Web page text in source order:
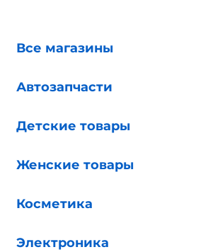
Все магазины
Автозапчасти
Детские товары
Женские товары
Косметика
Электроника